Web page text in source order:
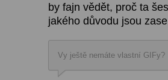
by fajn vědět, proč ta
jakého důvodu jsou
Vy ještě nemáte vlastní GIFy?